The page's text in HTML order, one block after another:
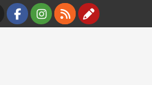
Facebook
Instagram
RSS